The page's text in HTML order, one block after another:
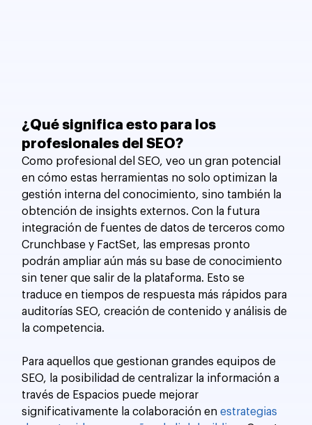
¿Qué significa esto para los
profesionales del SEO?
Como profesional del SEO, veo un gran potencial
en cómo estas herramientas no solo optimizan la
gestión interna del conocimiento, sino también la
obtención de insights externos. Con la futura
integración de fuentes de datos de terceros como
Crunchbase y FactSet, las empresas pronto
podrán ampliar aún más su base de conocimiento
sin tener que salir de la plataforma. Esto se
traduce en tiempos de respuesta más rápidos para
auditorías SEO, creación de contenido y análisis de
la competencia.
Para aquellos que gestionan grandes equipos de
SEO, la posibilidad de centralizar la información a
través de Espacios puede mejorar
significativamente la colaboración en estrategias